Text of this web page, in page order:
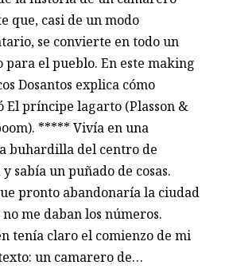
que, casi de un modo
se convierte en todo un
para el pueblo. En este making
Dosantos explica cómo
El príncipe lagarto (Plasson &
***** Vivía en una
buhardilla del centro de
sabía un puñado de cosas.
pronto abandonaría la ciudad
me daban los números.
tenía claro el comienzo de mi
un camarero de…